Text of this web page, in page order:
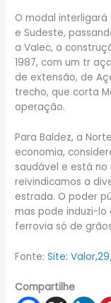
O modal
e Sudeste,
a Valec, a
1987, com um tr
de extensão, de
trecho, que corta
operação.
Para Baldez, a
economia,
saudável e está no
reivindicamos a
estrada. O poder
mas pode induzi-lo
ferrovia só de
Fonte:Site:
Compartilhe